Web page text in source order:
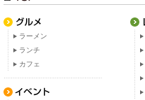
ラーメン
ランチ
カフェ